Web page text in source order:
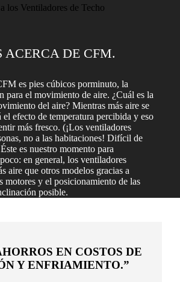
ACERCA DE CFM.
es pies cúbicos porminuto, la
para el movimiento de aire. ¿Cuál es la
del aire? Mientras más aire se
el efecto de temperatura percibida y eso
más fresco. (¡Los ventiladores
no a las habitaciones! Difícil de
es nuestro momento para
en general, los ventiladores
aire que otros modelos gracias a
motores y el posicionamiento de las
posible.
EN COSTOS DE
Y ENFRIAMIENTO.”